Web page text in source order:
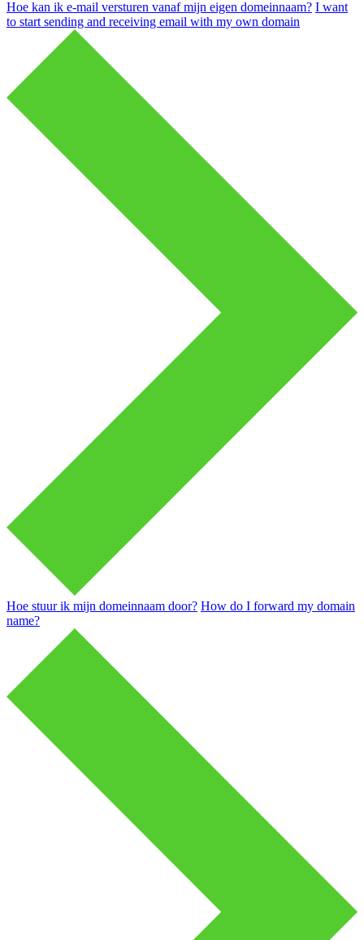
Hoe kan ik e-mail versturen vanaf mijn eigen domeinnaam? I want
to start sending and receiving email with my own domain
Hoe stuur ik mijn domeinnaam door? How do I forward my domain
name?